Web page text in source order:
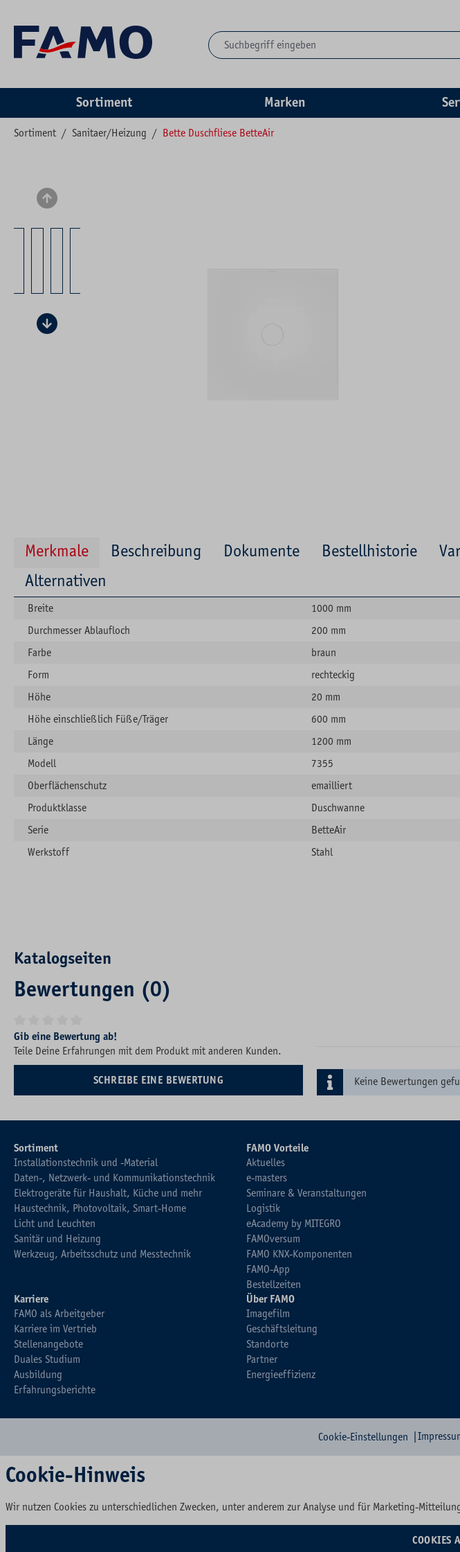
Sortiment Marken
Sortiment / Sanitaer/Heizung / Bette Duschfliese BetteAir
Bildergalerie überspringen
Merkmale Beschreibung Dokumente Bestellhistorie
Alternativen
Breite
1000 mm
Durchmesser Ablaufloch
200 mm
Farbe
braun
Form
rechteckig
Höhe
20 mm
Höhe einschließlich Füße/Träger
600 mm
Länge
1200 mm
Modell
7355
Oberflächenschutz
emailliert
Produktklasse
Duschwanne
Serie
BetteAir
Werkstoff
Stahl
Katalogseiten
Bewertungen (0)
Durchschnittliche Bewertung von 0 von 5 Sternen
Gib eine Bewertung ab!
Teile Deine Erfahrungen mit dem Produkt mit anderen Kunden.
SCHREIBE EINE BEWERTUNG Keine Bewertungen
Sortiment
Installationstechnik und -Material
Daten-, Netzwerk- und Kommunikationstechnik
Elektrogeräte für Haushalt, Küche und mehr
Haustechnik, Photovoltaik, Smart-Home
Licht und Leuchten
Sanitär und Heizung
Werkzeug, Arbeitsschutz und Messtechnik
FAMO Vorteile
Aktuelles
e-masters
Seminare & Veranstaltungen
Logistik
eAcademy by MITEGRO
FAMOversum
FAMO KNX-Komponenten
FAMO-App
Bestellzeiten
Karriere
FAMO als Arbeitgeber
Karriere im Vertrieb
Stellenangebote
Duales Studium
Ausbildung
Erfahrungsberichte
Über FAMO
Imagefilm
Geschäftsleitung
Standorte
Partner
Energieeffizienz
Cookie-Einstellungen
Cookie-Hinweis
Wir nutzen Cookies zu unterschiedlichen Zwecken, unter anderem zur Analyse und für Marketing-
COOKIES